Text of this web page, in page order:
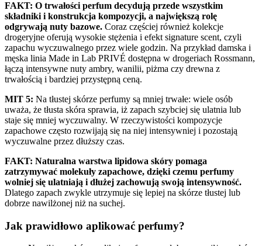
FAKT: O trwałości perfum decydują przede wszystkim
składniki i konstrukcja kompozycji, a największą rolę
odgrywają nuty bazowe. Coraz częściej również kolekcje
drogeryjne oferują wysokie stężenia i efekt signature scent, czyli
zapachu wyczuwalnego przez wiele godzin. Na przykład damska i
męska linia Made in Lab PRIVÉ dostępna w drogeriach Rossmann,
łączą intensywne nuty ambry, wanilii, piżma czy drewna z
trwałością i bardziej przystępną ceną.
MIT 5: Na tłustej skórze perfumy są mniej trwałe: wiele osób
uważa, że tłusta skóra sprawia, iż zapach szybciej się ulatnia lub
staje się mniej wyczuwalny. W rzeczywistości kompozycje
zapachowe często rozwijają się na niej intensywniej i pozostają
wyczuwalne przez dłuższy czas.
FAKT: Naturalna warstwa lipidowa skóry pomaga
zatrzymywać molekuły zapachowe, dzięki czemu perfumy
wolniej się ulatniają i dłużej zachowują swoją intensywność.
Dlatego zapach zwykle utrzymuje się lepiej na skórze tłustej lub
dobrze nawilżonej niż na suchej.
Jak prawidłowo aplikować perfumy?